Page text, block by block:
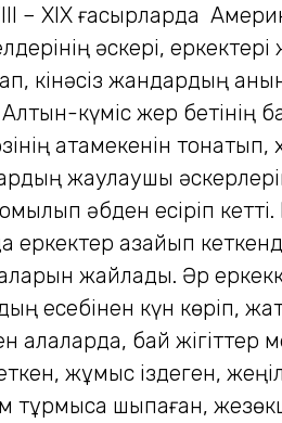
– ХIХ ғасырларда
әскері,
кінәсіз жандардың
күміс жер бетінің
атамекенін
жаулаушы
әбден есіріп
еркектер азайып
жайлады. Әр
есебінен күн көріп,
қалаларда, бай
жұмыс іздеген,
тұрмысқа шықпаған,